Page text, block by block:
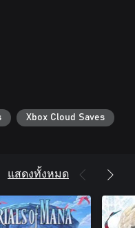
her by Lightning and
XIII-2.
released for the
and costumes (excludes
having save data from
in this version
data present or not.
Xbox Cloud Saves
แสดงทั้งหมด